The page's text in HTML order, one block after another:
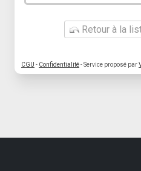
Retour à la
CGU - Confidentialité- Service proposé par